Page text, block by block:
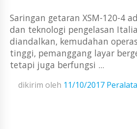
Saringan getaran XSM-120-4
dan teknologi pengelasan
diandalkan, kemudahan
tinggi, pemanggang layar
tetapi juga berfungsi ...
dikirim oleh 11/10/2017